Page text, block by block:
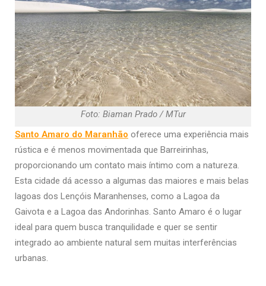
Foto: Biaman Prado / MTur
Santo Amaro do Maranhão oferece uma experiência mais
rústica e é menos movimentada que Barreirinhas,
proporcionando um contato mais íntimo com a natureza.
Esta cidade dá acesso a algumas das maiores e mais belas
lagoas dos Lençóis Maranhenses, como a Lagoa da
Gaivota e a Lagoa das Andorinhas. Santo Amaro é o lugar
ideal para quem busca tranquilidade e quer se sentir
integrado ao ambiente natural sem muitas interferências
urbanas.